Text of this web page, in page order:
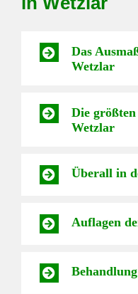
Das
Wetzlar
Die
Wetzlar
Überall in
Auflagen